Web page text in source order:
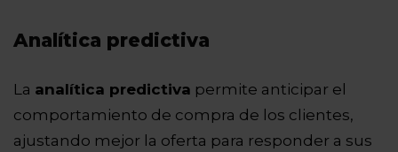
Analítica predictiva
La analítica predictiva permite anticipar el
comportamiento de compra de los clientes,
ajustando mejor la oferta para responder a sus